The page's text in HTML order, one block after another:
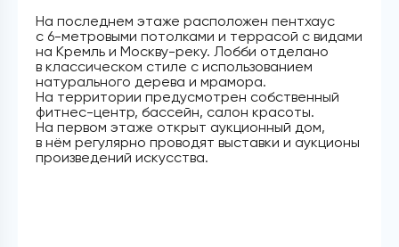
На последнем этаже расположен пентхаус
с 6-метровыми потолками и террасой с видами
на Кремль и Москву-реку. Лобби отделано
в классическом стиле с использованием
натурального дерева и мрамора.
На территории предусмотрен собственный
фитнес-центр, бассейн, салон красоты.
На первом этаже открыт аукционный дом,
в нём регулярно проводят выставки и аукционы
произведений искусства.